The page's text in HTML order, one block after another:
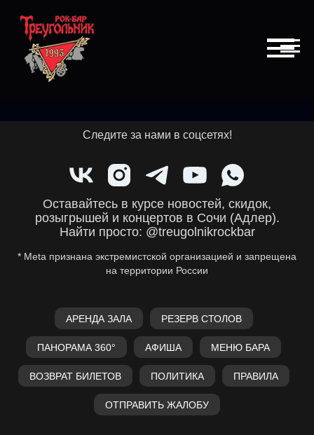
Следите за нами в соцсетях!
Оставайтесь в курсе новостей, скидок,
розыгрышей и концертов в Сочи (Адлер).
Найти просто: @treugolnikrockbar
* Meta признана экстремистской организацией и запрещена
на территории России
АРЕНДА ЗАЛА РЕЗЕРВ СТОЛОВ
ПАНОРАМА 360° АФИША МЕНЮ БАРА
ВОЗВРАТ БИЛЕТОВ ПОЛИТИКА ПРАВИЛА
ОТПРАВИТЬ ЖАЛОБУ